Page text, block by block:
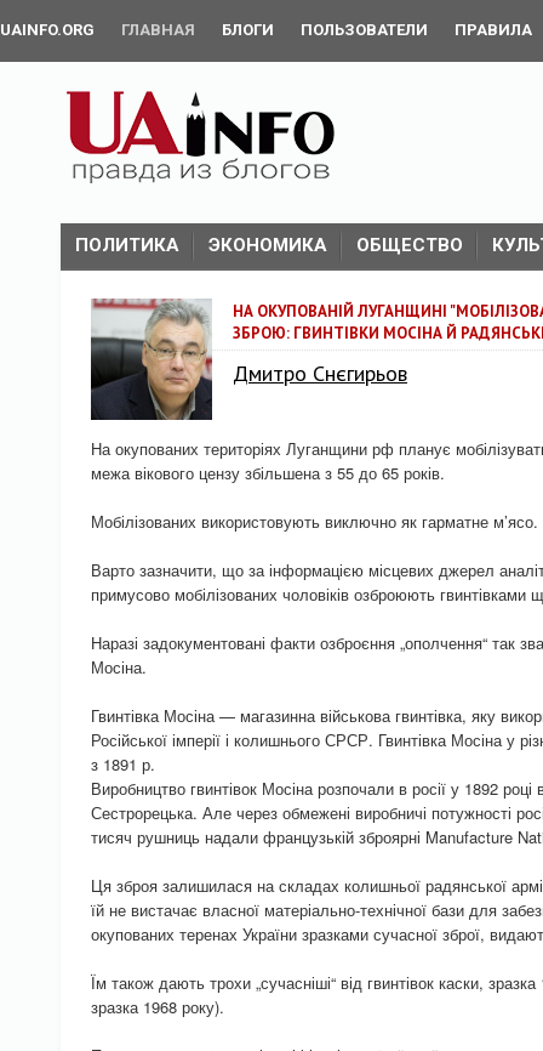
UAINFO.ORG ГЛАВНАЯ БЛОГИ ПОЛЬЗОВАТЕЛИ ПРАВИЛА
ПОЛИТИКА ЭКОНОМИКА ОБЩЕСТВО
НА ОКУПОВАНІЙ ЛУГАНЩИНІ
ЗБРОЮ: ГВИНТІВКИ МОСІНА Й
Дмитро Снєгирьов
На окупованих територіях Луганщини рф планує
межа вікового цензу збільшена з 55 до 65 років.
Мобілізованих використовують виключно як гарматне м’ясо.
Варто зазначити, що за інформацією місцевих джерел
примусово мобілізованих чоловіків озброюють гвинтівками
Наразі задокументовані факти озброєння „ополчення“ так
Мосіна.
Гвинтівка Мосіна — магазинна військова гвинтівка, яку
Російської імперії і колишнього СРСР. Гвинтівка Мосіна у
з 1891 р.
Виробництво гвинтівок Мосіна розпочали в росії у 1892
Сестрорецька. Але через обмежені виробничі потужності
тисяч рушниць надали французькій зброярні Manufacture
Ця зброя залишилася на складах колишньої радянської
їй не вистачає власної матеріально-технічної бази для
окупованих теренах України зразками сучасної зброї,
Їм також дають трохи „сучасніші“ від гвинтівок каски,
зразка 1968 року).